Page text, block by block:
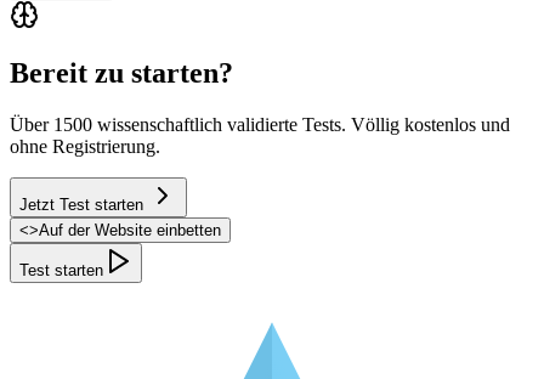
Bereit zu starten?
Über 1500 wissenschaftlich validierte Tests. Völlig kostenlos und
ohne Registrierung.
Jetzt Test starten
<>Auf der Website einbetten
Test starten